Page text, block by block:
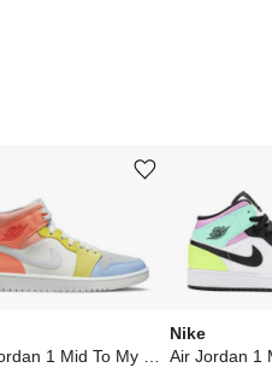
Ürünü istek listesine ekle veya listeden çıkar
Nike